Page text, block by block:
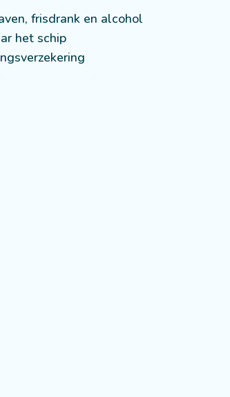
frisdrank en alcohol
het schip